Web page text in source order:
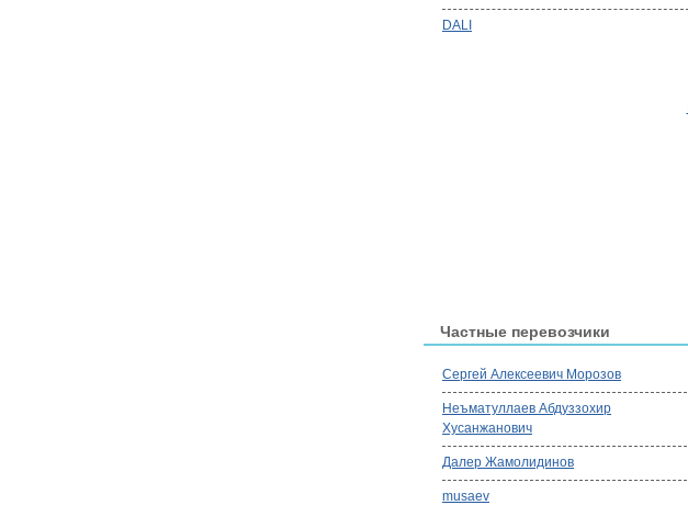
DALI
Частные перевозчики
Сергей Алексеевич Морозов
Неъматуллаев Абдуззохир
Хусанжанович
Далер Жамолидинов
musaev